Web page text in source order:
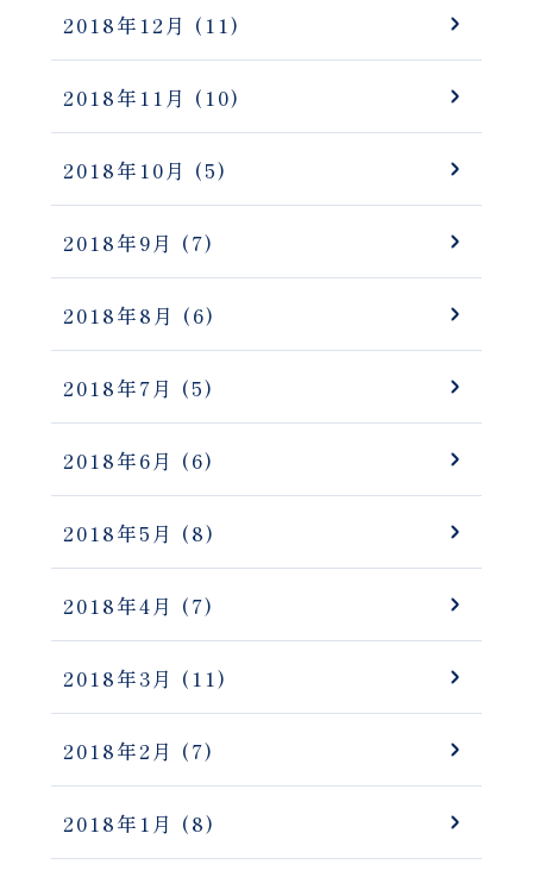
2018年12月 (11)
2018年11月 (10)
2018年10月 (5)
2018年9月 (7)
2018年8月 (6)
2018年7月 (5)
2018年6月 (6)
2018年5月 (8)
2018年4月 (7)
2018年3月 (11)
2018年2月 (7)
2018年1月 (8)